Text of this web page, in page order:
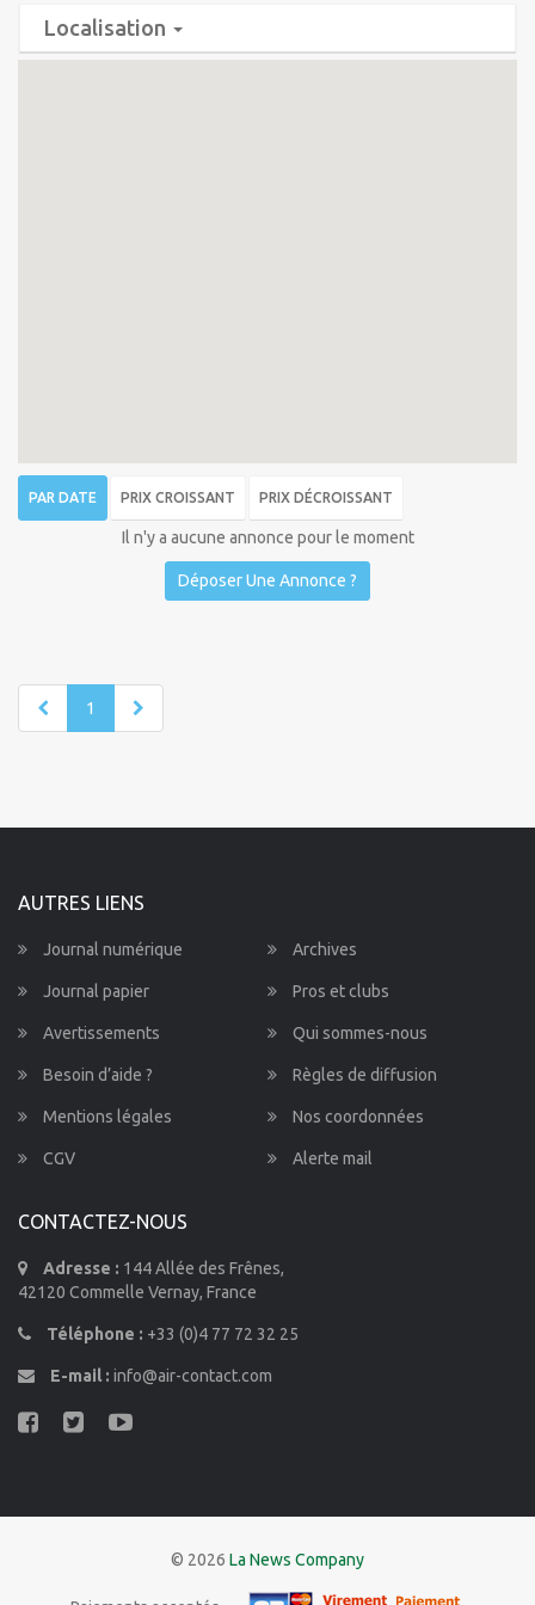
Localisation
PAR DATE PRIX CROISSANT PRIX DÉCROISSANT
Il n'y a aucune annonce pour le moment
Déposer Une Annonce ?
1
AUTRES LIENS
Journal numérique Archives
Journal papier Pros et clubs
Avertissements Qui sommes-nous
Besoin d’aide ? Règles de diffusion
Mentions légales Nos coordonnées
CGV Alerte mail
CONTACTEZ-NOUS
Adresse : 144 Allée des Frênes,
42120 Commelle Vernay, France
Téléphone : +33 (0)4 77 72 32 25
E-mail : info@air-contact.com
© 2026 La News Company